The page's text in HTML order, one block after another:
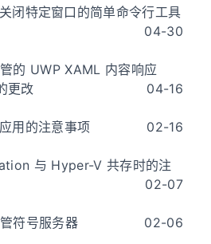
闭特定窗口的简单命令行工具
04-30
的 UWP XAML 内容响应
更改
04-16
用的注意事项 02-16
与 Hyper-V 共存时的注
02-07
符号服务器 02-06